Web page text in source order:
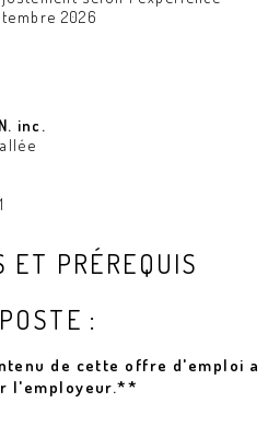
2026
inc.
ET PRÉREQUIS
:
de cette offre d'emploi a
l'employeur.**